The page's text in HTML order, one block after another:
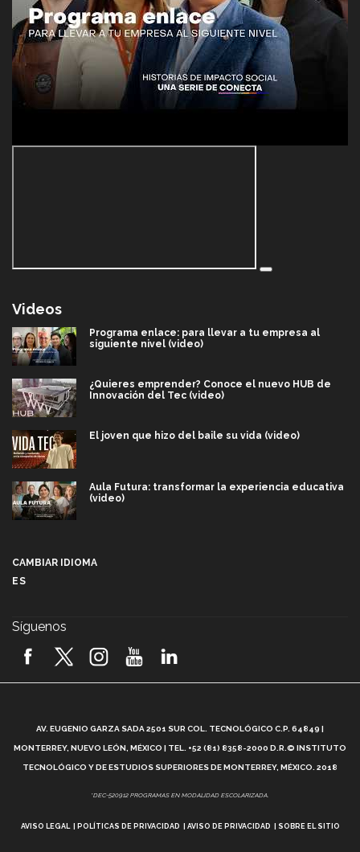
Videos
Programa enlace: para llevar a tu empresa al
siguiente nivel (video)
¿Quieres emprender? Conoce el nuevo HUB de
Innovación del Tec (video)
El joven que hizo del baile su vida (video)
Aula Futura: transformar la experiencia educativa
(video)
2026! (video)
¿Cómo es el Modelo Educativo Tec? (video)
Vida Tec: Feminismo e Inteligencia Artificial, Paola
CAMBIAR IDIOMA
ES
Síguenos
AV. EUGENIO GARZA SADA 2501 SUR COL. TECNOLÓGICO C.P. 64849 |
MONTERREY, NUEVO LEÓN, MÉXICO | TEL. +52 (81) 8358-2000 D.R.© INSTITUTO
TECNOLÓGICO Y DE ESTUDIOS SUPERIORES DE MONTERREY, MÉXICO. 2018
*DEC-520912 PROGRAMAS EN MODALIDAD ESCOLARIZADA.
AVISO LEGAL POLÍTICAS DE PRIVACIDAD AVISO DE PRIVACIDAD SOBRE EL SITIO